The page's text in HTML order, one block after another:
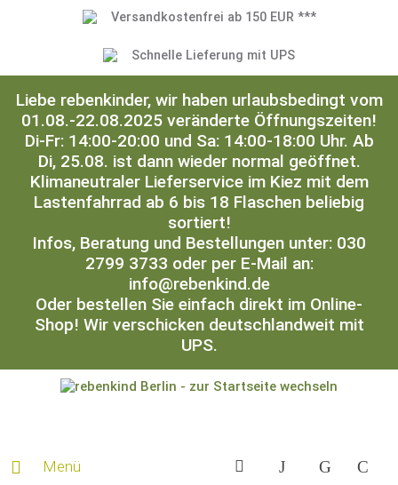
Versandkostenfrei ab 150 EUR ***
Schnelle Lieferung mit UPS
Liebe rebenkinder, wir haben urlaubsbedingt vom
01.08.-22.08.2025 veränderte Öffnungszeiten!
Di-Fr: 14:00-20:00 und Sa: 14:00-18:00 Uhr. Ab
Di, 25.08. ist dann wieder normal geöffnet.
Klimaneutraler Lieferservice im Kiez mit dem
Lastenfahrrad ab 6 bis 18 Flaschen beliebig
sortiert!
Infos, Beratung und Bestellungen unter: 030
2799 3733 oder per E-Mail an:
info@rebenkind.de
Oder bestellen Sie einfach direkt im Online-
Shop! Wir verschicken deutschlandweit mit
UPS.
Menü